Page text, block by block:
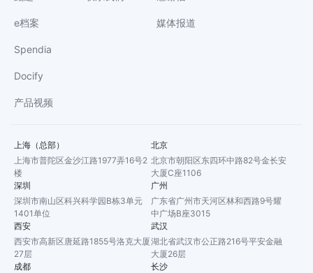
e档案
Spendia
Docify
产品视频
媒体报道
上海（总部）
上海市普陀区金沙江路1977弄16号2
楼
北京
北京市朝阳区东四环中路82号金长安
大厦C座1106
深圳
深圳市南山区科兴科学园B栋3单元
1401单位
广州
广东省广州市天河区林和西路9号耀
中广场B座3015
西安
西安市高新区唐延路1855号洛克大厦
27层
武汉
湖北省武汉市公正路216号平安金融
大厦26层
成都
长沙